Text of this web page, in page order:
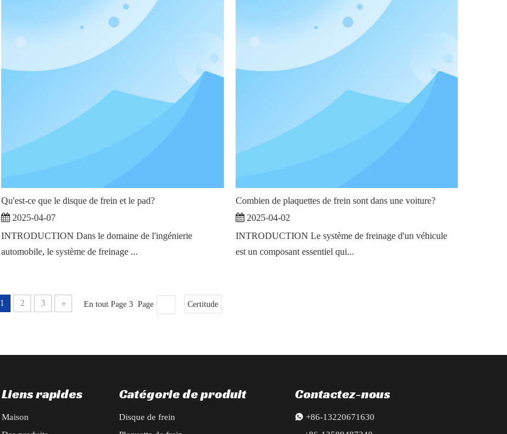
Qu'est-ce que le disque de frein et le pad?
2025-04-07
INTRODUCTION Dans le domaine de l'ingénierie
automobile, le système de freinage ...
Combien de plaquettes de frein sont dans une voiture?
2025-04-02
INTRODUCTION Le système de freinage d'un véhicule
est un composant essentiel qui...
1 2 3 » En tout Page 3 Page Certitude
Liens rapides
Maison
Catégorie de produit
Disque de frein
Contactez-nous
 +86-13220671630